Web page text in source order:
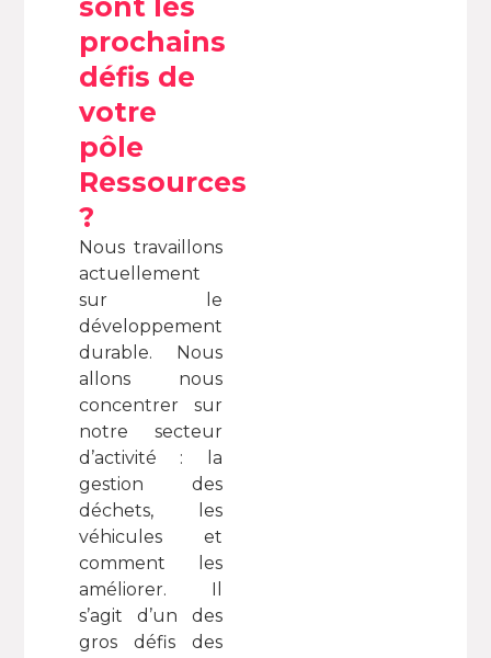
sont les
prochains
défis de
votre
pôle
Ressources
?
Nous travaillons
actuellement
sur le
développement
durable. Nous
allons nous
concentrer sur
notre secteur
d’activité : la
gestion des
déchets, les
véhicules et
comment les
améliorer. Il
s’agit d’un des
gros défis des